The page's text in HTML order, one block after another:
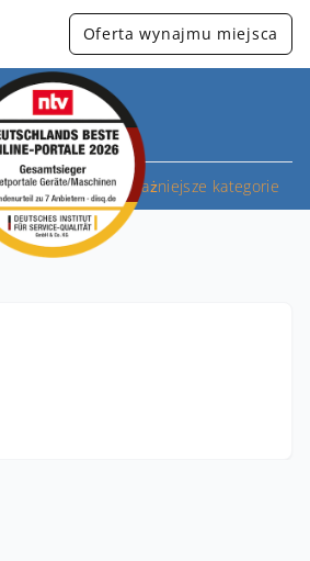
Oferta wynajmu miejsca
Najważniejsze kategorie